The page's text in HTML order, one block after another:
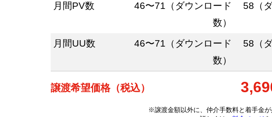
月間PV数
46〜71（ダウンロード
数）
58（
月間UU数
46〜71（ダウンロード
数）
58（
譲渡希望価格（税込）
※譲渡金額以外に、仲介手数料と着手金が